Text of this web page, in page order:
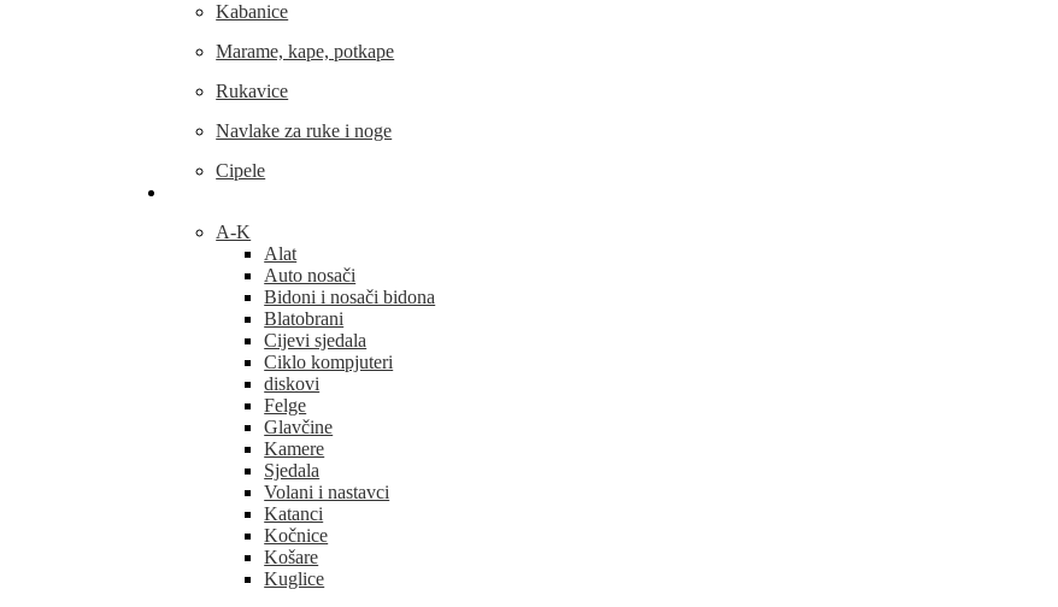
Kabanice
Marame, kape, potkape
Rukavice
Navlake za ruke i noge
Cipele
A-K
Alat
Auto nosači
Bidoni i nosači bidona
Blatobrani
Cijevi sjedala
Ciklo kompjuteri
diskovi
Felge
Glavčine
Kamere
Sjedala
Volani i nastavci
Katanci
Kočnice
Košare
Kuglice